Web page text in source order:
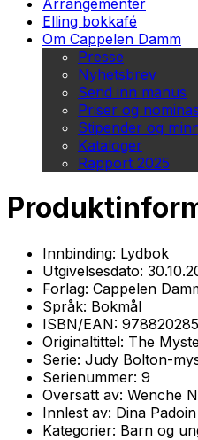
Arrangementer
Elling bokkafé
Om Cappelen Damm
Presse
Nyhetsbrev
Send inn manus
Priser og
Stipender og
Kataloger
Rapport 2025
Innbinding: Lydbok
Utgivelsesdato:
Forlag: Cappelen
Språk: Bokmål
ISBN/EAN:
Originaltittel: The
Serie: Judy Bolton-
Serienummer: 9
Oversatt av: Wenche
Innlest av: Dina Padoin
Kategorier: Barn og